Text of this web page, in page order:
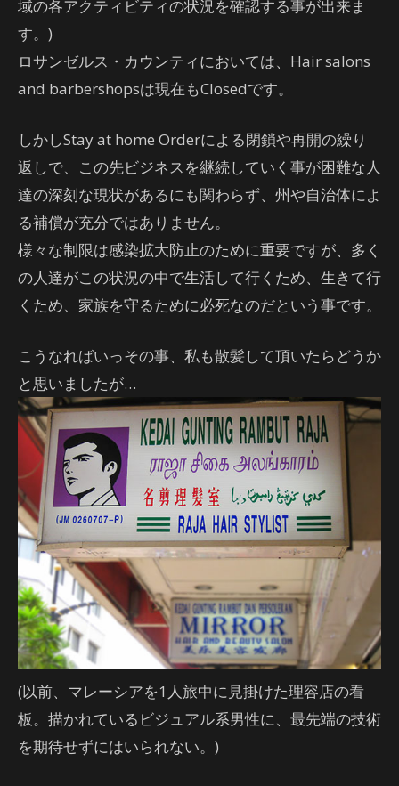
域の各アクティビティの状況を確認する事が出来ま
す。)
ロサンゼルス・カウンティにおいては、Hair salons
and barbershopsは現在もClosedです。
しかしStay at home Orderによる閉鎖や再開の繰り
返しで、この先ビジネスを継続していく事が困難な人
達の深刻な現状があるにも関わらず、州や自治体によ
る補償が充分ではありません。
様々な制限は感染拡大防止のために重要ですが、多く
の人達がこの状況の中で生活して行くため、生きて行
くため、家族を守るために必死なのだという事です。
こうなればいっその事、私も散髪して頂いたらどうか
と思いましたが…
(以前、マレーシアを1人旅中に見掛けた理容店の看
板。描かれているビジュアル系男性に、最先端の技術
を期待せずにはいられない。)